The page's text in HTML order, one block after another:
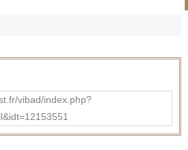
vibad/index.php?